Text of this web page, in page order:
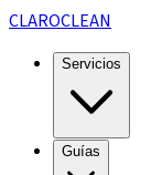
CLAROCLEAN
Servicios
Guías